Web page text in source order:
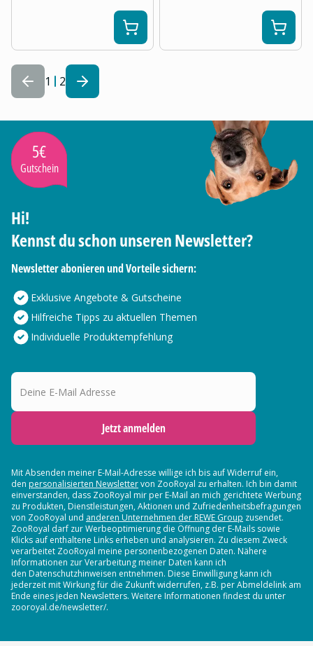
1 2
5€
Gutschein
Hi!
Kennst du schon unseren Newsletter?
Newsletter abonieren und Vorteile sichern:
Exklusive Angebote & Gutscheine
Hilfreiche Tipps zu aktuellen Themen
Individuelle Produktempfehlung
Deine E-Mail Adresse
Jetzt anmelden
Mit Absenden meiner E-Mail-Adresse willige ich bis auf Widerruf ein,
den personalisierten Newslettervon ZooRoyal zu erhalten. Ich bin damit
einverstanden, dass ZooRoyal mir per E-Mail an mich gerichtete Werbung
zu Produkten, Dienstleistungen, Aktionen und Zufriedenheitsbefragungen
von ZooRoyal und anderen Unternehmen der REWE Group zusendet.
ZooRoyal darf zur Werbeoptimierung die Öffnung der E-Mails sowie
Klicks auf enthaltene Links erheben und analysieren. Zu diesem Zweck
verarbeitet ZooRoyal meine personenbezogenen Daten. Nähere
Informationen zur Verarbeitung meiner Daten kann ich
den Datenschutzhinweisen entnehmen. Diese Einwilligung kann ich
jederzeit mit Wirkung für die Zukunft widerrufen, z.B. per Abmeldelink am
Ende eines jeden Newsletters. Weitere Informationen findest du unter
zooroyal.de/newsletter/.